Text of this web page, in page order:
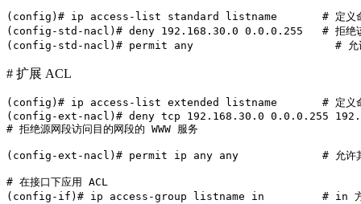
(config)# ip access-list standard listname       # 定义命
(config-std-nacl)# deny 192.168.30.0 0.0.0.255   # 拒绝该
(config-std-nacl)# permit any                      # 允许
# 扩展 ACL
(config)# ip access-list extended listname       # 定义命
(config-ext-nacl)# deny tcp 192.168.30.0 0.0.0.255
# 拒绝源网段访问目的网段的 WWW 服务
(config-ext-nacl)# permit ip any any             # 允许其
# 在接口下应用 ACL
(config-if)# ip access-group listname in         # in 方